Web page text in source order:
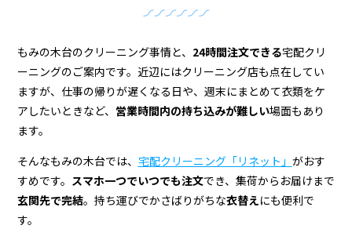
店
＆
宅
配
ク
リ
もみの木台のクリーニング事情と、 24時間注文できる宅配クリ
ーニングのご案内です。近辺にはクリーニング店も点在してい
ますが、仕事の帰りが遅くなる日や、週末にまとめて衣類をケ
アしたいときなど、 営業時間内の持ち込みが難しい場面もあり
ます。
そんなもみの木台では、 宅配クリーニング「リネット」 がおす
すめです。 スマホ一つでいつでも注文でき、集荷からお届けまで
玄関先で完結。持ち運びでかさばりがちな衣替えにも便利で
す。